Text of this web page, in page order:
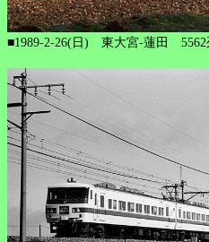
■1989-2-26(日) 東大宮-蓮田